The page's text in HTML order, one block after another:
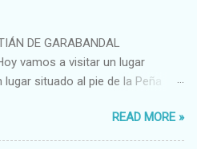
DE GARABANDAL
vamos a visitar un lugar
lugar situado al pie de la Peña
por ejemplo, bolas de luces que
en el bosque o fenómenos
READ MORE »